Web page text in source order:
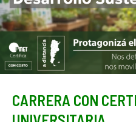
CARRERA CON